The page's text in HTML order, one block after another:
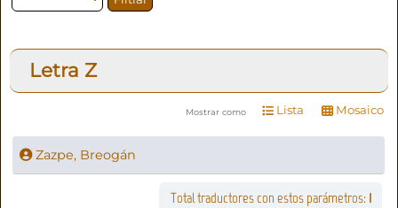
Letra Z
Mostrar como Lista Mosaico
Zazpe, Breogán
Total traductores con estos parámetros: 1